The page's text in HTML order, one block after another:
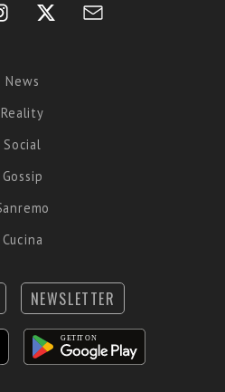
News
Reality
Social
Gossip
Cucina
NEWSLETTER